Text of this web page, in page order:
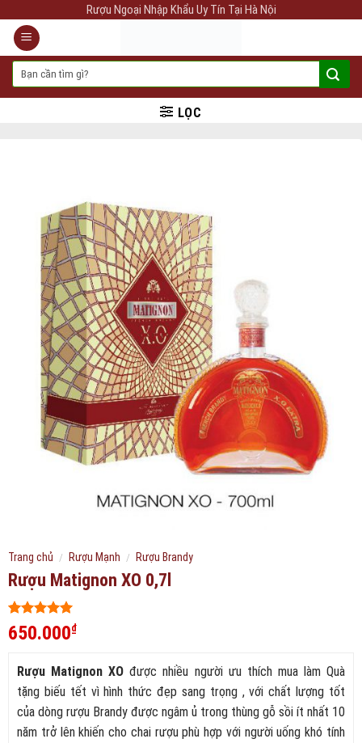
content
Rượu Ngoại Nhập Khẩu Uy Tín Tại Hà Nội
kiếm:
LỌC
Trang chủ / Rượu Mạnh / Rượu Brandy
Rượu Matignon XO 0,7l
5trên 5
dựa trên
488
650.000₫
Rượu Matignon XO được nhiều người ưu thích mua làm Quà
tặng biếu tết vì hình thức đẹp sang trọng , với chất lượng tốt
của dòng rượu Brandy được ngâm ủ trong thùng gỗ sồi ít nhất 10
năm trở lên khiến cho chai rượu phù hợp với người uống khó tính